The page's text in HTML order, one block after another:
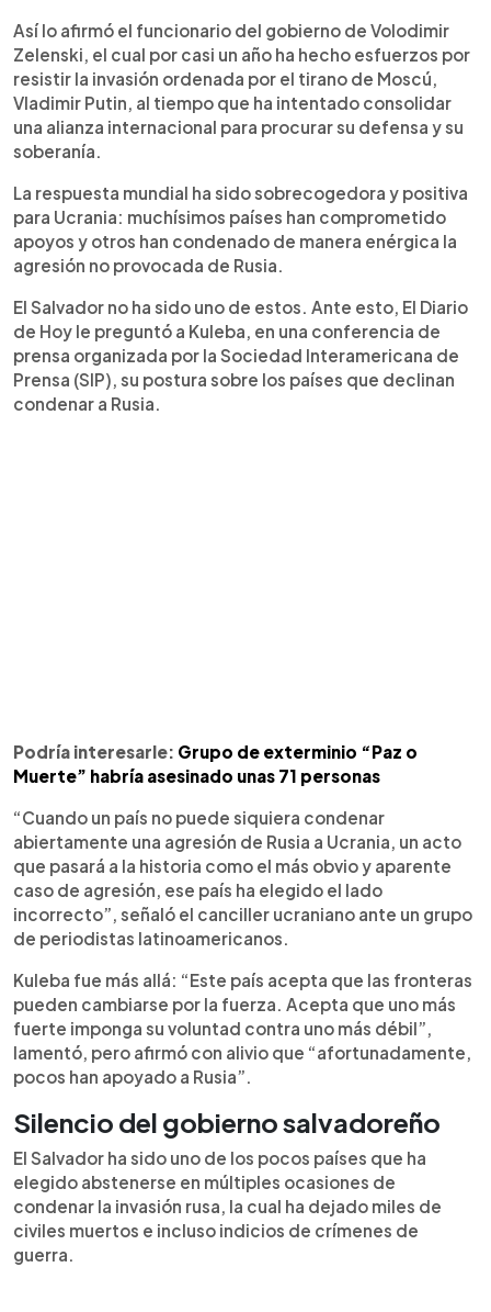
Así lo afirmó el funcionario del gobierno de Volodimir
Zelenski, el cual por casi un año ha hecho esfuerzos por
resistir la invasión ordenada por el tirano de Moscú,
Vladimir Putin, al tiempo que ha intentado consolidar
una alianza internacional para procurar su defensa y su
soberanía.
La respuesta mundial ha sido sobrecogedora y positiva
para Ucrania: muchísimos países han comprometido
apoyos y otros han condenado de manera enérgica la
agresión no provocada de Rusia.
El Salvador no ha sido uno de estos. Ante esto, El Diario
de Hoy le preguntó a Kuleba, en una conferencia de
prensa organizada por la Sociedad Interamericana de
Prensa (SIP), su postura sobre los países que declinan
condenar a Rusia.
Podría interesarle: Grupo de exterminio “Paz o
Muerte” habría asesinado unas 71 personas
“Cuando un país no puede siquiera condenar
abiertamente una agresión de Rusia a Ucrania, un acto
que pasará a la historia como el más obvio y aparente
caso de agresión, ese país ha elegido el lado
incorrecto”, señaló el canciller ucraniano ante un grupo
de periodistas latinoamericanos.
Kuleba fue más allá: “Este país acepta que las fronteras
pueden cambiarse por la fuerza. Acepta que uno más
fuerte imponga su voluntad contra uno más débil”,
lamentó, pero afirmó con alivio que “afortunadamente,
pocos han apoyado a Rusia”.
Silencio del gobierno salvadoreño
El Salvador ha sido uno de los pocos países que ha
elegido abstenerse en múltiples ocasiones de
condenar la invasión rusa, la cual ha dejado miles de
civiles muertos e incluso indicios de crímenes de
guerra.